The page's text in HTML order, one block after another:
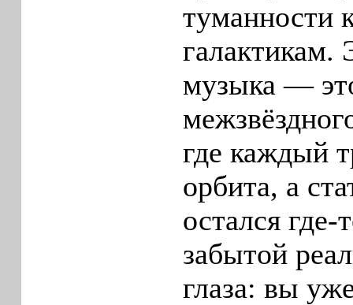
туманности
галактикам.
музыка —
где каждый
орбита, а
остался
забытой
глаза: вы